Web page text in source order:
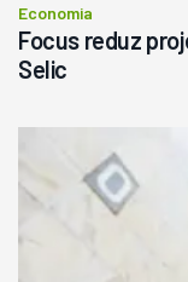
Economia
Focus reduz
Selic